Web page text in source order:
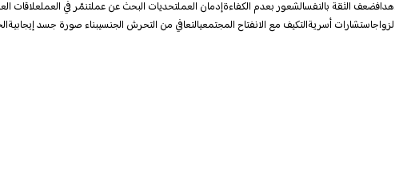
ضعف الثقة بالنفسالشعور بعدم الكفاءة إدمان العملتحديات البحث عن عملتنمّر في العملعلاقات
استشارات أسرية التكيف مع الانفتاح المجتمعيالتعافي من التحرش الجنسيبناء صورة جسد إيجابية